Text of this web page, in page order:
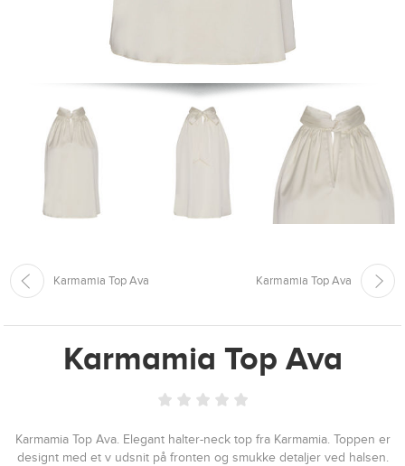
Karmamia Top Ava Karmamia Top Ava
Karmamia Top Ava
Karmamia Top Ava. Elegant halter-neck top fra Karmamia. Toppen er
designt med et v udsnit på fronten og smukke detaljer ved halsen.